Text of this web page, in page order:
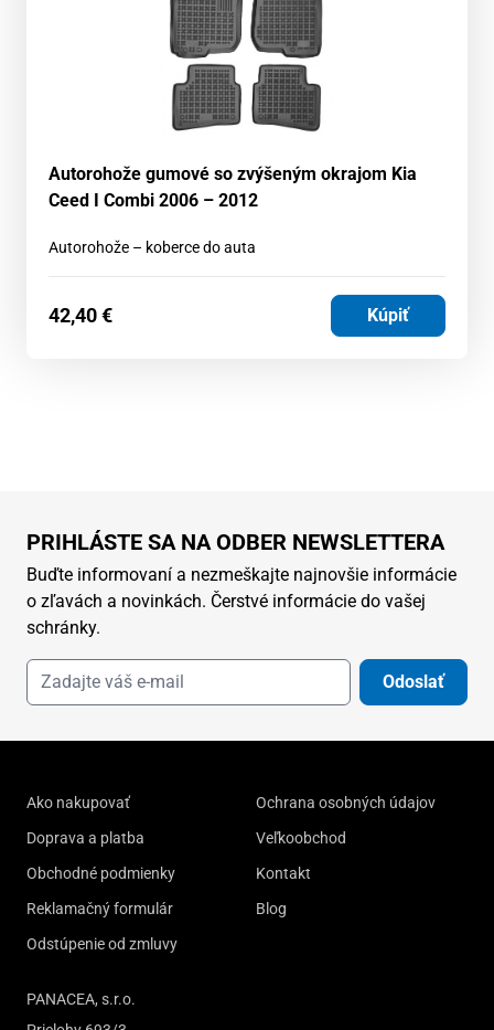
Autorohože gumové so zvýšeným okrajom Kia
Ceed I Combi 2006 – 2012
Autorohože – koberce do auta
42,40€ Kúpiť
PRIHLÁSTE SA NA ODBER NEWSLETTERA
Buďte informovaní a nezmeškajte najnovšie informácie
o zľavách a novinkách. Čerstvé informácie do vašej
schránky.
Odoslať
Ako nakupovať
Doprava a platba
Obchodné podmienky
Reklamačný formulár
Odstúpenie od zmluvy
Ochrana osobných údajov
Veľkoobchod
Kontakt
Blog
PANACEA, s.r.o.